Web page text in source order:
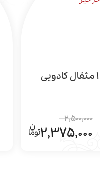
2,500,000
2,375,000